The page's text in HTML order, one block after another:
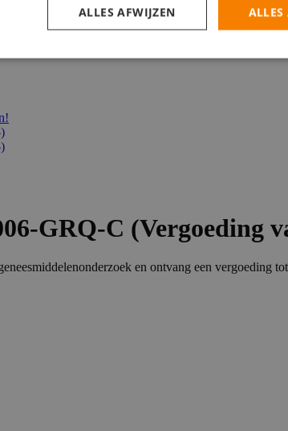
GRQ-C (Vergoeding
en ontvang een vergoeding
ALLES
ALLES AFWIJZEN